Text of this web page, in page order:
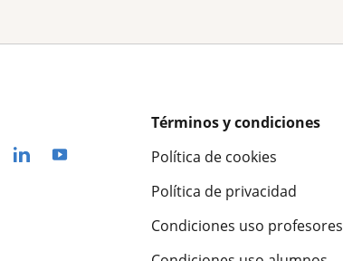
Términos y condiciones
Política de cookies
Política de privacidad
Condiciones uso profesores